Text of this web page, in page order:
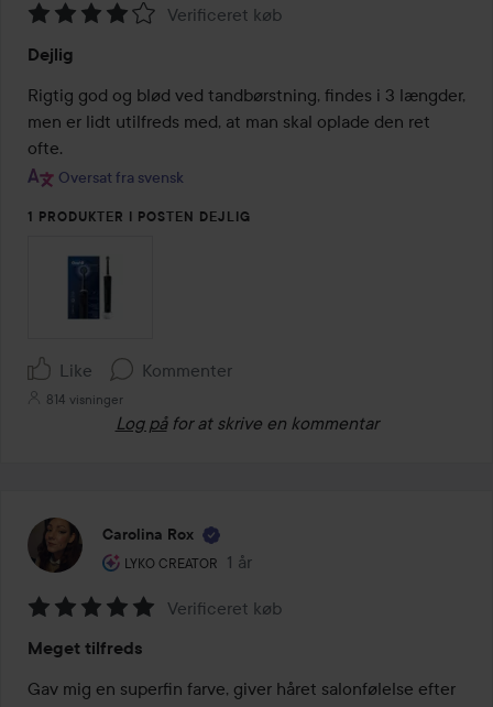
4
ud
af
5
Verificeret køb
Dejlig
Rigtig god og blød ved tandbørstning, findes i 3 længder,
men er lidt utilfreds med, at man skal oplade den ret
ofte.
Oversat fra svensk
1 PRODUKTER I POSTEN DEJLIG
Like Kommenter
814 visninger
Log på for at skrive en kommentar
Carolina Rox
LYKO CREATOR
Brugerens rolle: Lyko Creator.
1 år
Posten blev oprettet 1 år
5
ud
Verificeret køb
Meget tilfreds
Gav mig en superfin farve, giver håret salonfølelse efter